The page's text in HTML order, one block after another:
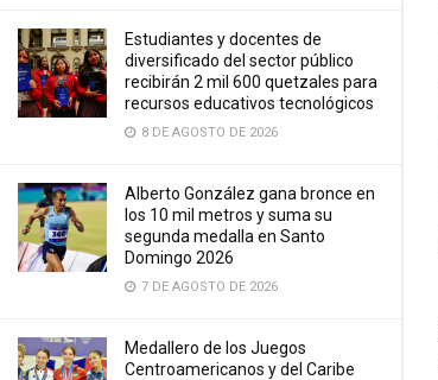
Estudiantes y docentes de
diversificado del sector público
recibirán 2 mil 600 quetzales para
recursos educativos tecnológicos
8 DE AGOSTO DE 2026
Alberto González gana bronce en
los 10 mil metros y suma su
segunda medalla en Santo
Domingo 2026
7 DE AGOSTO DE 2026
Medallero de los Juegos
Centroamericanos y del Caribe